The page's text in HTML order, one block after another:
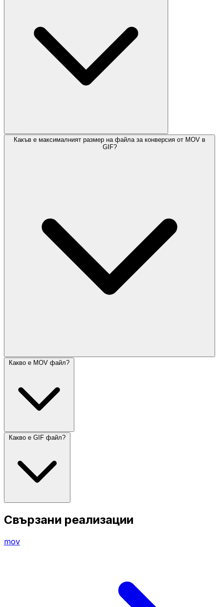
Какъв е максималният размер на файла за конверсия от MOV в
GIF?
Какво е MOV файл?
Какво е GIF файл?
Свързани реализации
mov